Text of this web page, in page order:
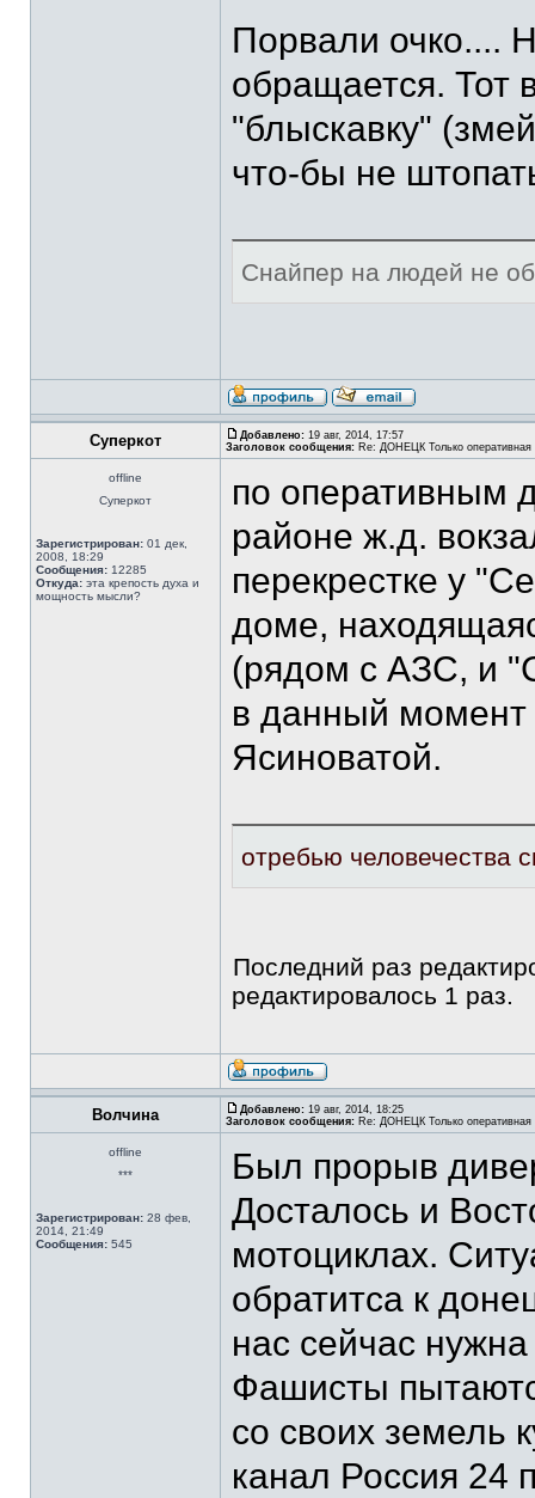
Порвали очко....
обращается.
"блыскавку"
что-бы не
Снайпер на людей не
Суперкот Добавлено: 19 авг, 2014, 17:57
Заголовок сообщения: Re: ДОНЕЦК Только оперативная
offline
Суперкот
Зарегистрирован: 01 дек,
2008, 18:29
Сообщения: 12285
Откуда: эта крепость духа и
мощность мысли?
по оперативным
районе ж.д.
перекрестке у
доме,
(рядом с АЗС, и
в данный момент
Ясиноватой.
отребью человечества
Последний раз
редактировалось 1 раз.
Волчина Добавлено: 19 авг, 2014, 18:25
Заголовок сообщения: Re: ДОНЕЦК Только оперативная
offline
***
Зарегистрирован: 28 фев,
2014, 21:49
Сообщения: 545
Был прорыв
Досталось и
мотоциклах.
обратитса к
нас сейчас
Фашисты
со своих земель
канал Россия 24